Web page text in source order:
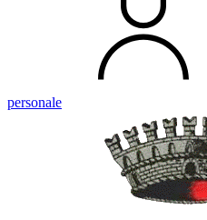
personale